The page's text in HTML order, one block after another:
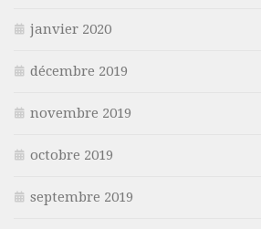
janvier 2020
décembre 2019
novembre 2019
octobre 2019
septembre 2019